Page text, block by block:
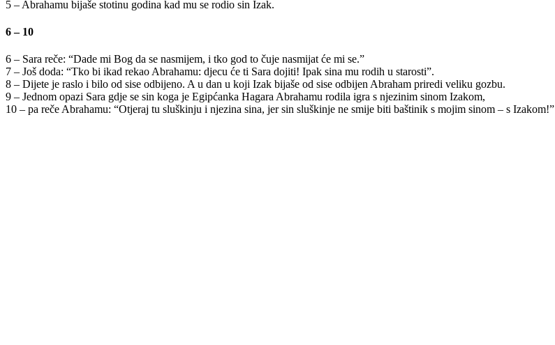
5 – Abrahamu bijaše stotinu godina kad mu se rodio sin Izak.
6 – 10
6 – Sara reče: “Dade mi Bog da se nasmijem, i tko god to čuje nasmijat će mi se.”
7 – Još doda: “Tko bi ikad rekao Abrahamu: djecu će ti Sara dojiti! Ipak sina mu rodih u starosti”.
8 – Dijete je raslo i bilo od sise odbijeno. A u dan u koji Izak bijaše od sise odbijen Abraham priredi veliku gozbu.
9 – Jednom opazi Sara gdje se sin koga je Egipćanka Hagara Abrahamu rodila igra s njezinim sinom Izakom,
10 – pa reče Abrahamu: “Otjeraj tu sluškinju i njezina sina, jer sin sluškinje ne smije biti baštinik s mojim sinom – s Izakom!”